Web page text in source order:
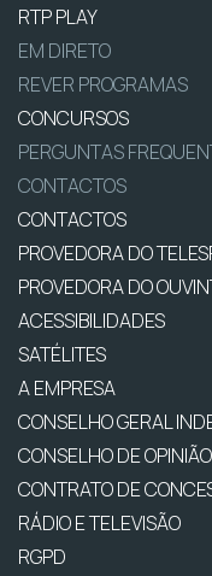
RTP PLAY
EM DIRETO
REVER PROGRAMAS
CONCURSOS
PERGUNTAS
CONTACTOS
CONTACTOS
PROVEDORA DO
PROVEDORA DO
ACESSIBILIDADES
SATÉLITES
A EMPRESA
CONSELHO GERAL
CONSELHO DE OPINIÃO
CONTRATO DE
RÁDIO E TELEVISÃO
RGPD